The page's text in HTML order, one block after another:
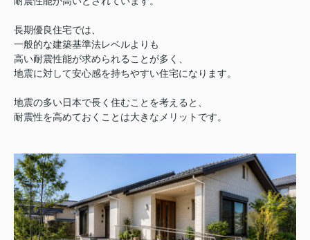
長期優良住宅では、
一般的な建築基準法レベルよりも
高い耐震性能が求められることが多く、
地震に対して安心感を持ちやすい住宅になります。
地震の多い日本で長く住むことを考えると、
耐震性を高めておくことは大きなメリットです。